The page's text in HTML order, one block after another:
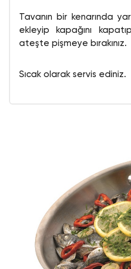
Tavanın bir kenarında
ekleyip kapağını
ateşte pişmeye bırakınız.
Sıcak olarak servis ediniz.